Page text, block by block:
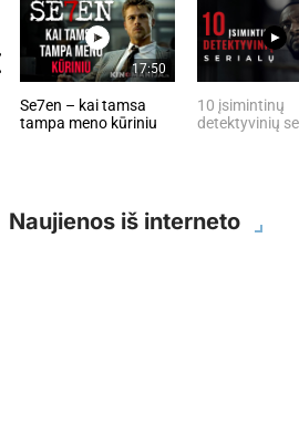
17:50
Se7en – kai tamsa
tampa meno kūriniu
10 įsimintinų
detektyvinių
Naujienos iš interneto